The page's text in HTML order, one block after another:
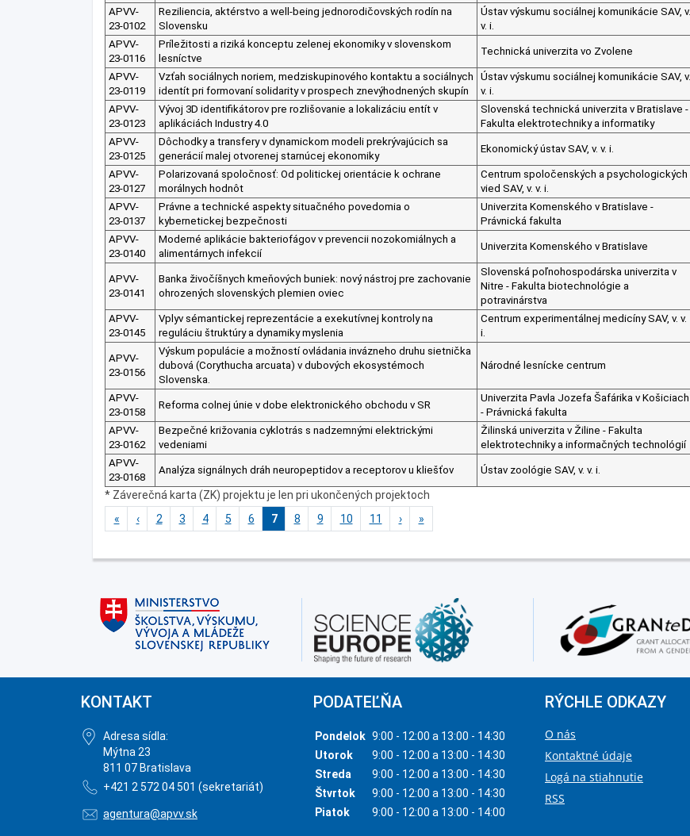
APVV-
23-0102
Reziliencia, aktérstvo a well-being jednorodičovských rodín na
Slovensku
Ústav výskumu sociálnej komunikácie SAV, v.
v. i.
APVV-
23-0116
Príležitosti a riziká konceptu zelenej ekonomiky v slovenskom
lesníctve
Technická univerzita vo Zvolene
APVV-
23-0119
Vzťah sociálnych noriem, medziskupinového kontaktu a sociálnych
identít pri formovaní solidarity v prospech znevýhodnených skupín
Ústav výskumu sociálnej komunikácie SAV, v.
v. i.
APVV-
23-0123
Vývoj 3D identifikátorov pre rozlišovanie a lokalizáciu entít v
aplikáciách Industry 4.0
Slovenská technická univerzita v Bratislave -
Fakulta elektrotechniky a informatiky
APVV-
23-0125
Dôchodky a transfery v dynamickom modeli prekrývajúcich sa
generácií malej otvorenej starnúcej ekonomiky
Ekonomický ústav SAV, v. v. i.
APVV-
23-0127
Polarizovaná spoločnosť: Od politickej orientácie k ochrane
morálnych hodnôt
Centrum spoločenských a psychologických
vied SAV, v. v. i.
APVV-
23-0137
Právne a technické aspekty situačného povedomia o
kybernetickej bezpečnosti
Univerzita Komenského v Bratislave -
Právnická fakulta
APVV-
23-0140
Moderné aplikácie bakteriofágov v prevencii nozokomiálnych a
alimentárnych infekcií
Univerzita Komenského v Bratislave
APVV-
23-0141
Banka živočíšnych kmeňových buniek: nový nástroj pre zachovanie
ohrozených slovenských plemien oviec
Slovenská poľnohospodárska univerzita v
Nitre - Fakulta biotechnológie a
potravinárstva
APVV-
23-0145
Vplyv sémantickej reprezentácie a exekutívnej kontroly na
reguláciu štruktúry a dynamiky myslenia
Centrum experimentálnej medicíny SAV, v. v.
i.
APVV-
23-0156
Výskum populácie a možností ovládania invázneho druhu sietnička
dubová (Corythucha arcuata) v dubových ekosystémoch
Slovenska.
Národné lesnícke centrum
APVV-
23-0158
Reforma colnej únie v dobe elektronického obchodu v SR
Univerzita Pavla Jozefa Šafárika v Košiciach
- Právnická fakulta
APVV-
23-0162
Bezpečné križovania cyklotrás s nadzemnými elektrickými
vedeniami
Žilinská univerzita v Žiline - Fakulta
elektrotechniky a informačných technológií
APVV-
23-0168
Analýza signálnych dráh neuropeptidov a receptorov u kliešťov Ústav zoológie SAV, v. v. i.
* Záverečná karta (ZK) projektu je len pri ukončených projektoch
«
‹ 2 3 4 5 6 7 8 9 10 11 › »
KONTAKT
Adresa sídla:
Mýtna 23
811 07 Bratislava
+421 2 572 04 501 (sekretariát)
agentura@apvv.sk
PODATEĽŇA
Pondelok 9:00 - 12:00 a 13:00 - 14:30
Utorok
9:00 - 12:00 a 13:00 - 14:30
Streda
9:00 - 12:00 a 13:00 - 14:30
Štvrtok
9:00 - 12:00 a 13:00 - 14:30
Piatok
9:00 - 12:00 a 13:00 - 14:00
RÝCHLE ODKAZY
O nás
Kontaktné údaje
Logá na stiahnutie
RSS